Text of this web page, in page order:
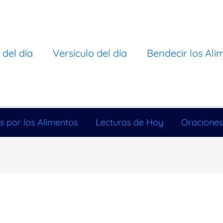
día Versículo del día Bendecir los
por los Alimentos Lecturas de Hoy